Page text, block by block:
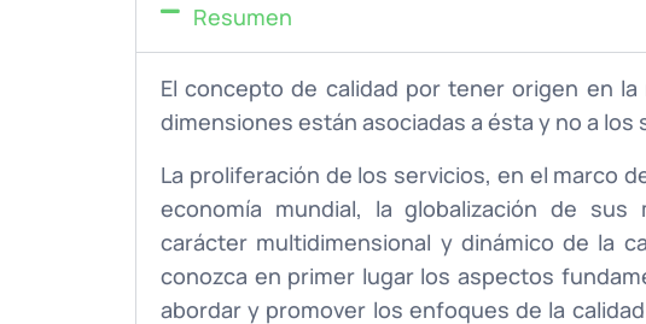
Resumen
El concepto de calidad por tener origen en
dimensiones están asociadas a ésta y no a los
La proliferación de los servicios, en el marco
economía mundial, la globalización de
carácter multidimensional y dinámico de la
conozca en primer lugar los aspectos
abordar y promover los enfoques de la